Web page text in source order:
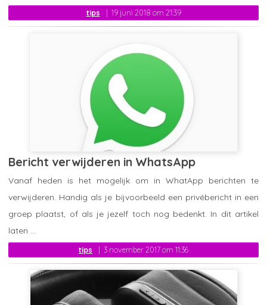
tips 19 juni 2018 om 21:39
Bericht verwijderen in WhatsApp
tips 3 november 2017 om 11:36
Vanaf heden is het mogelijk om in WhatApp berichten te
verwijderen. Handig als je bijvoorbeeld een privébericht in een
groep plaatst, of als je jezelf toch nog bedenkt. In dit artikel
laten ...